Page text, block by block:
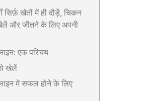
सिर्फ़ खेतों में ही दौड़ें, चिकन
और जीतने के लिए अपनी
एक परिचय
खेलें
में सफल होने के लिए